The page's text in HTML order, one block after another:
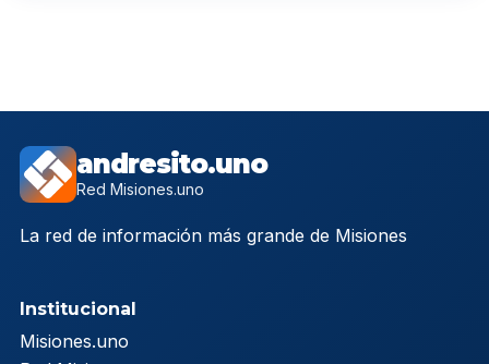
andresito.uno
Red Misiones.uno
La red de información más grande de Misiones
Institucional
Misiones.uno